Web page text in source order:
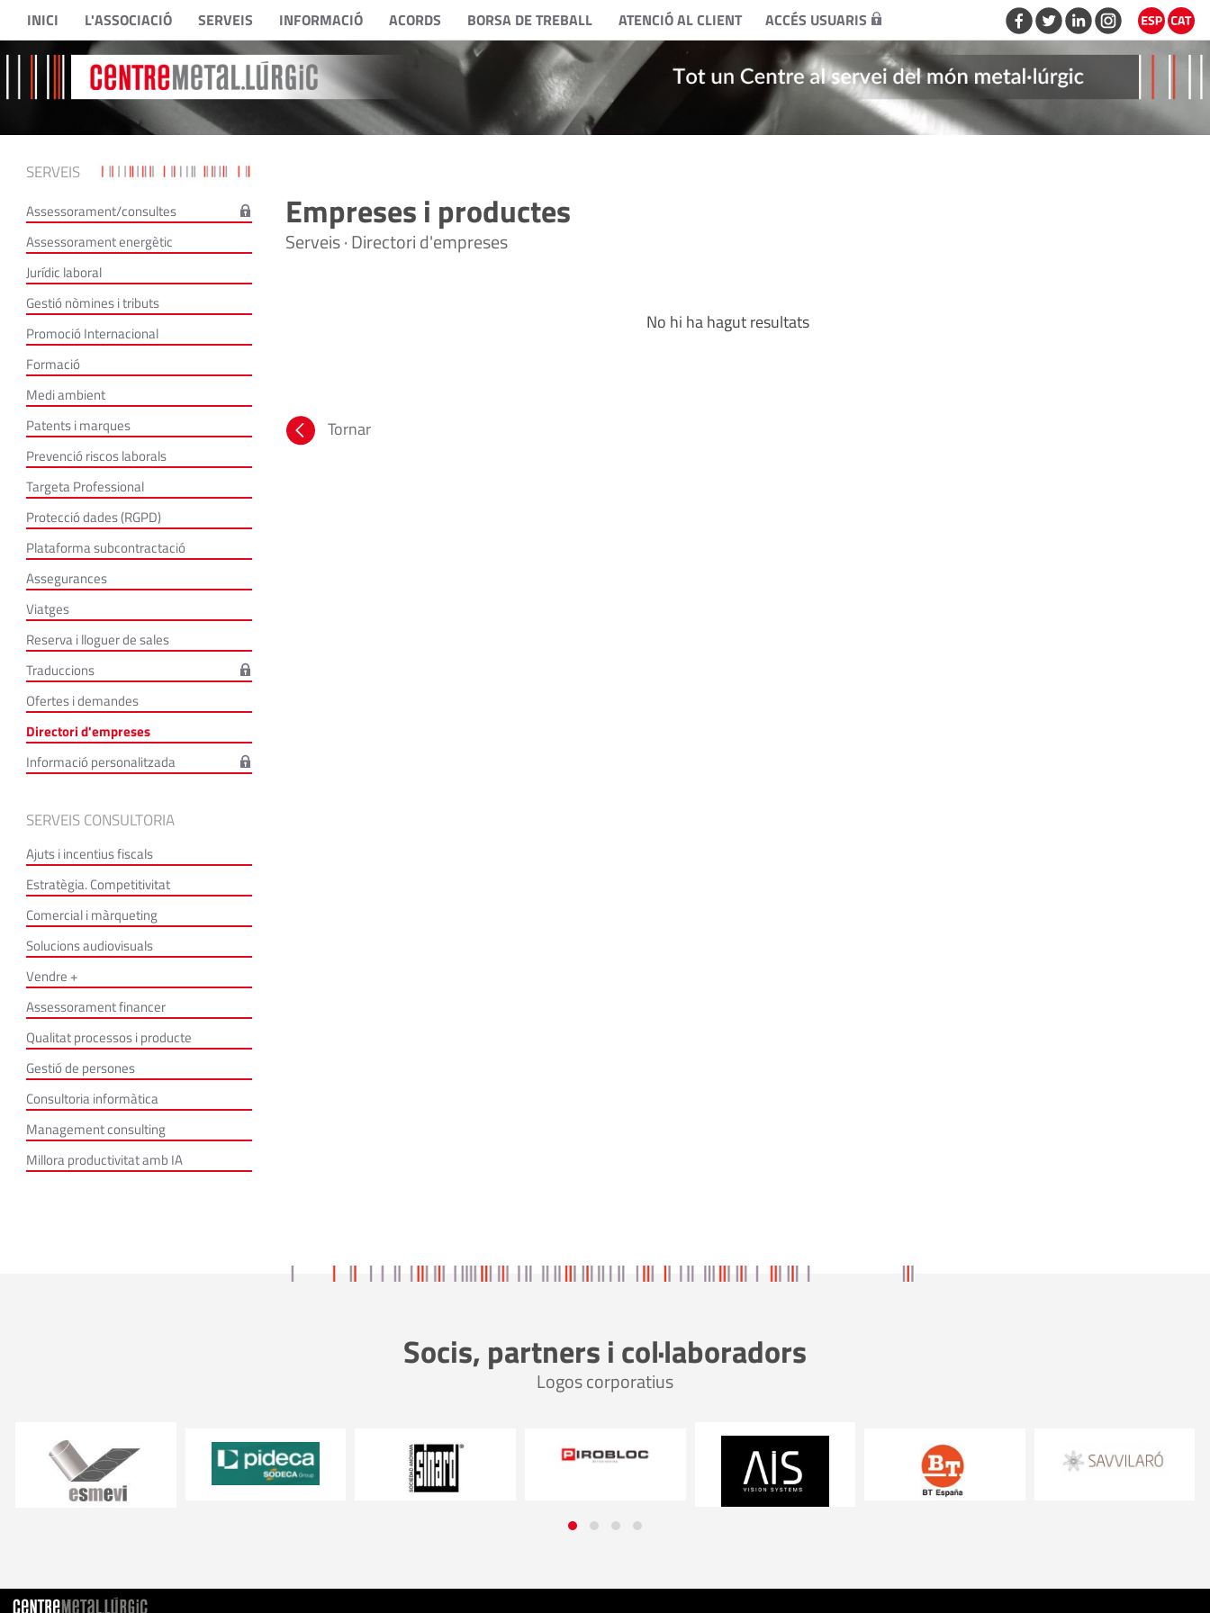
INICI L'ASSOCIACIÓ SERVEIS INFORMACIÓ ACORDS BORSA DE TREBALL ATENCIÓ AL CLIENT ACCÉS USUARIS
SERVEIS
Assessorament/consultes
Assessorament energètic
Jurídic laboral
Gestió nòmines i tributs
Promoció Internacional
Formació
Medi ambient
Patents i marques
Prevenció riscos laborals
Targeta Professional
Protecció dades (RGPD)
Plataforma subcontractació
Assegurances
Viatges
Reserva i lloguer de sales
Traduccions
Ofertes i demandes
Directori d'empreses
Informació personalitzada
SERVEIS CONSULTORIA
Ajuts i incentius fiscals
Estratègia. Competitivitat
Comercial i màrqueting
Solucions audiovisuals
Vendre +
Assessorament financer
Qualitat processos i producte
Gestió de persones
Consultoria informàtica
Management consulting
Millora productivitat amb IA
Empreses i productes
Serveis · Directori d'empreses
No hi ha hagut resultats
Tornar
Socis, partners i col·laboradors
Logos corporatius